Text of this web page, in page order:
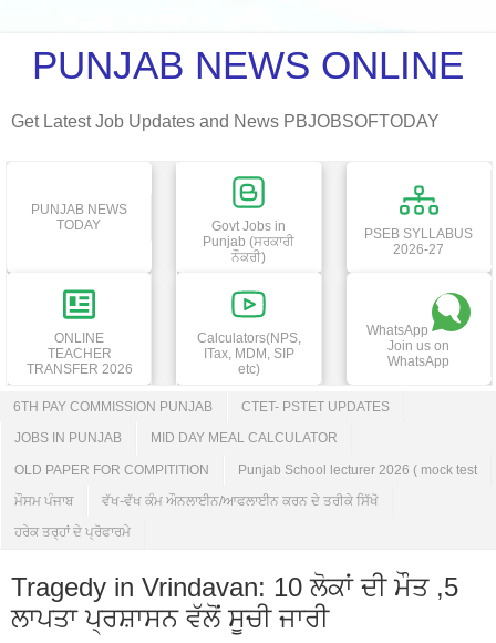
PUNJAB NEWS ONLINE
Get Latest Job Updates and News PBJOBSOFTODAY
PUNJAB NEWS
TODAY
Govt Jobs in
Punjab (ਸਰਕਾਰੀ
ਨੌਕਰੀ)
PSEB SYLLABUS
2026-27
ONLINE
TEACHER
TRANSFER 2026
Calculators(NPS,
ITax, MDM, SIP
etc)
WhatsApp
Join us on
WhatsApp
6TH PAY COMMISSION PUNJAB CTET- PSTET UPDATES
JOBS IN PUNJAB MID DAY MEAL CALCULATOR
OLD PAPER FOR COMPITITION Punjab School lecturer 2026 ( mock test
ਮੌਸਮ ਪੰਜਾਬ ਵੱਖ-ਵੱਖ ਕੰਮ ਔਨਲਾਈਨ/ਆਫਲਾਈਨ ਕਰਨ ਦੇ ਤਰੀਕੇ ਸਿੱਖੋ
ਹਰੇਕ ਤਰ੍ਹਾਂ ਦੇ ਪ੍ਰੋਫਾਰਮੇ
Tragedy in Vrindavan: 10 ਲੋਕਾਂ ਦੀ ਮੌਤ ,5
ਲਾਪਤਾ ਪ੍ਰਸ਼ਾਸਨ ਵੱਲੋਂ ਸੂਚੀ ਜਾਰੀ